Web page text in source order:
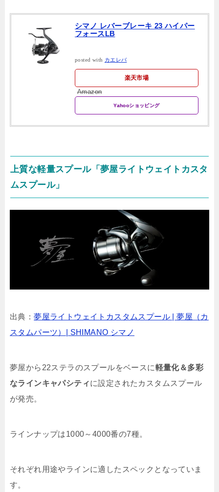
シマノ レバーブレーキ 23 ハイパー
フォースLB
posted with カエレバ
楽天市場
Amazon
Yahooショッピング
上質な軽量スプール「夢屋ライトウェイトカスタ
ムスプール」
出典：夢屋ライトウェイトカスタムスプール | 夢屋（カ
スタムパーツ）| SHIMANO シマノ
夢屋から22ステラのスプールをベースに軽量化＆多彩
なラインキャパシティに設定されたカスタムスプール
が発売。
ラインナップは1000～4000番の7種。
それぞれ用途やラインに適したスペックとなっていま
す。